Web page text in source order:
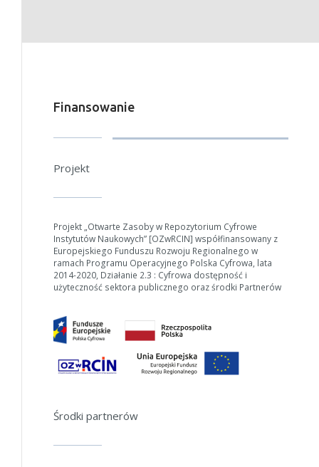
Finansowanie
Projekt
Projekt „Otwarte Zasoby w Repozytorium Cyfrowe
Instytutów Naukowych” [OZwRCIN] współfinansowany z
Europejskiego Funduszu Rozwoju Regionalnego w
ramach Programu Operacyjnego Polska Cyfrowa, lata
2014-2020, Działanie 2.3 : Cyfrowa dostępność i
użyteczność sektora publicznego oraz środki Partnerów
Środki partnerów